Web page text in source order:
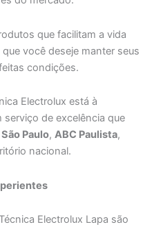
que facilitam a vida
você deseje manter seus
condições.
Electrolux está à
de excelência que
Paulo,ABC Paulista,
nacional.
Electrolux Lapa são